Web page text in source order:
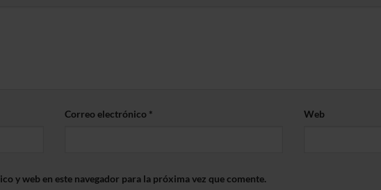
Correo electrónico * Web
y web en este navegador para la próxima vez que comente.